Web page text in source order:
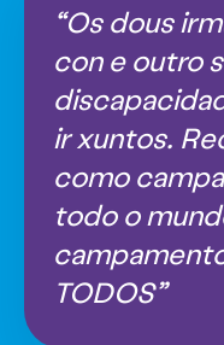
“Os dous
con e outro
ir xuntos.
como
todo o
TODOS”